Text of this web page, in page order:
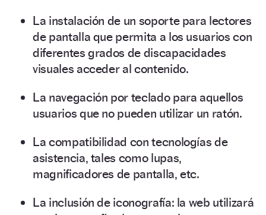
La instalación de un soporte para lectores
de pantalla que permita a los usuarios con
diferentes grados de discapacidades
visuales acceder al contenido.
La navegación por teclado para aquellos
usuarios que no pueden utilizar un ratón.
La compatibilidad con tecnologías de
asistencia, tales como lupas,
magnificadores de pantalla, etc.
La inclusión de iconografía: la web utilizará